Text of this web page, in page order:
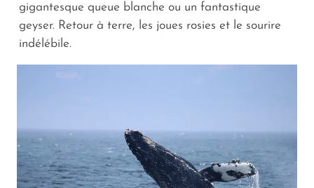
gigantesque queue blanche ou un fantastique
geyser. Retour à terre, les joues rosies et le sourire
indélébile.